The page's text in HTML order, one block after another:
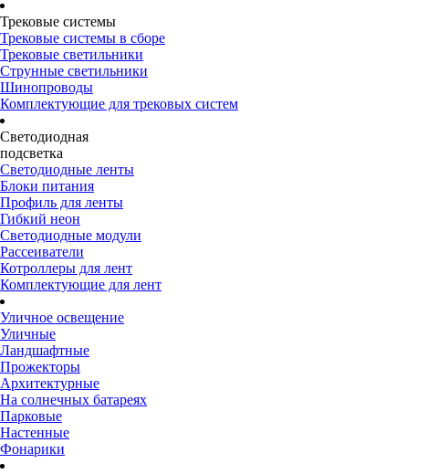
Трековые системы
Трековые системы в сборе
Трековые светильники
Струнные светильники
Шинопроводы
Комплектующие для трековых систем
Светодиодная
подсветка
Светодиодные ленты
Блоки питания
Профиль для ленты
Гибкий неон
Светодиодные модули
Рассеиватели
Котроллеры для лент
Комплектующие для лент
Уличное освещение
Уличные
Ландшафтные
Прожекторы
Архитектурные
На солнечных батареях
Парковые
Настенные
Фонарики